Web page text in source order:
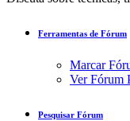
Ferramentas de Fórum
Marcar
Ver Fórum
Pesquisar Fórum